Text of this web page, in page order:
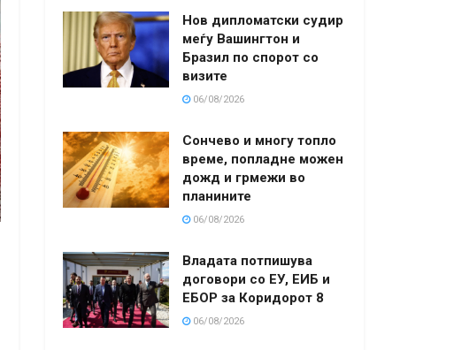
Нов дипломатски судир
меѓу Вашингтон и
Бразил по спорот со
визите
06/08/2026
Сончево и многу топло
време, попладне можен
дожд и грмежи во
планините
06/08/2026
Владата потпишува
договори со ЕУ, ЕИБ и
ЕБОР за Коридорот 8
06/08/2026